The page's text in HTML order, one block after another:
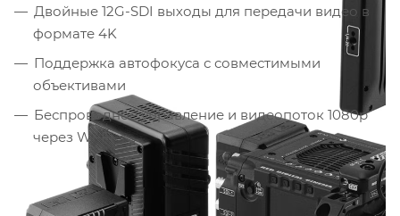
Двойные 12G-SDI выходы для передачи видео в
формате 4K
Поддержка автофокуса с совместимыми
объективами
Беспроводное управление и видеопоток 1080p
через Wi-Fi